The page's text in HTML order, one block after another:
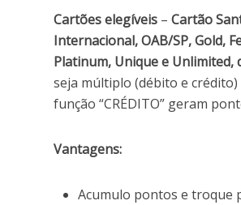
Cartões elegíveis – Cartão
Internacional, OAB/SP, Gold,
Platinum, Unique e Unlimited,
seja múltiplo (débito e
função “CRÉDITO” geram
Vantagens:
Acumulo pontos e troque